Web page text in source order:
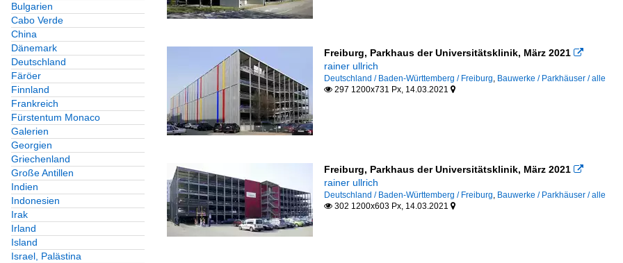
Bulgarien
Cabo Verde
China
Dänemark
Deutschland
Färöer
Finnland
Frankreich
Fürstentum Monaco
Galerien
Georgien
Griechenland
Große Antillen
Indien
Indonesien
Irak
Irland
Island
Israel, Palästina
Freiburg, Parkhaus der Universitätsklinik, März 2021 
rainer ullrich
Deutschland / Baden-Württemberg / Freiburg, Bauwerke / Parkhäuser / alle
297 1200x731 Px, 14.03.2021 
Freiburg, Parkhaus der Universitätsklinik, März 2021 
rainer ullrich
Deutschland / Baden-Württemberg / Freiburg, Bauwerke / Parkhäuser / alle
302 1200x603 Px, 14.03.2021 